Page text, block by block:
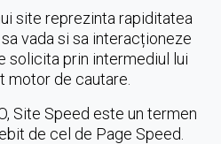
site reprezinta rapiditatea
vada si sa interacționeze
solicita prin intermediul lui
motor de cautare.
Site Speed este un termen
de cel de Page Speed.